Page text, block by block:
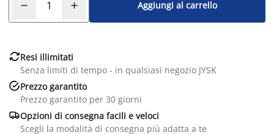
Aggiungi al carrello
Resi illimitati
Senza limiti di tempo - in qualsiasi negozio JYSK
Prezzo garantito
Prezzo garantito per 30 giorni
Opzioni di consegna facili e veloci
Scegli la modalità di consegna più adatta a te